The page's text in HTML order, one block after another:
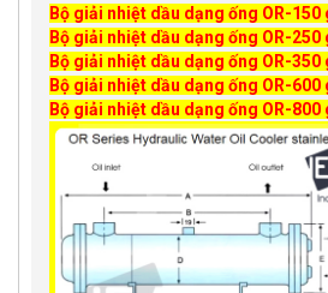
Bộ giải nhiệt dầu dạng ống OR-
Bộ giải nhiệt dầu dạng ống OR-
Bộ giải nhiệt dầu dạng ống OR-
Bộ giải nhiệt dầu dạng ống OR-
Bộ giải nhiệt dầu dạng ống OR-